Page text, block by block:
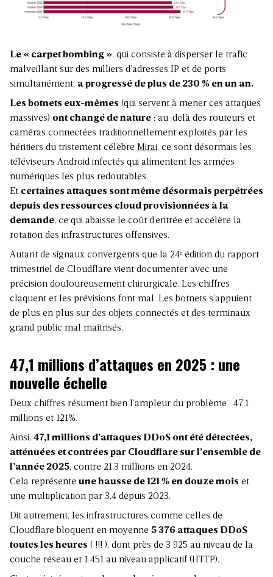
Le « carpet bombing », qui consiste à disperser le trafic
malveillant sur des milliers d’adresses IP et de ports
simultanément, a progressé de plus de 230 % en un an.
Les botnets eux-mêmes (qui servent à mener ces attaques
massives) ont changé de nature : au-delà des routeurs et
caméras connectées traditionnellement exploités par les
héritiers du tristement célèbre Mirai, ce sont désormais les
téléviseurs Android infectés qui alimentent les armées
numériques les plus redoutables.
Et certaines attaques sont même désormais perpétrées
depuis des ressources cloud provisionnées à la
demande, ce qui abaisse le coût d’entrée et accélère la
rotation des infrastructures offensives.
Autant de signaux convergents que la 24ᵉ édition du rapport
trimestriel de Cloudflare vient documenter avec une
précision douloureusement chirurgicale. Les chiffres
claquent et les prévisions font mal. Les botnets s’appuient
de plus en plus sur des objets connectés et des terminaux
grand public mal maîtrisés,
47,1 millions d’attaques en 2025 : une
nouvelle échelle
Deux chiffres résument bien l’ampleur du problème : 47,1
millions et 121%.
Ainsi, 47,1 millions d’attaques DDoS ont été détectées,
atténuées et contrées par Cloudflare sur l’ensemble de
l’année 2025, contre 21,3 millions en 2024.
Cela représente une hausse de 121 % en douze mois et
une multiplication par 3,4 depuis 2023.
Dit autrement, les infrastructures comme celles de
Cloudflare bloquent en moyenne 5 376 attaques DDoS
toutes les heures ( !!! ), dont près de 3 925 au niveau de la
couche réseau et 1 451 au niveau applicatif (HTTP).